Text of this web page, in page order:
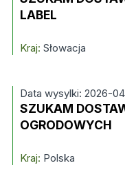
LABEL
Kraj: Słowacja
Data wysylki: 2026-
SZUKAM
OGRODOWYCH
Kraj: Polska